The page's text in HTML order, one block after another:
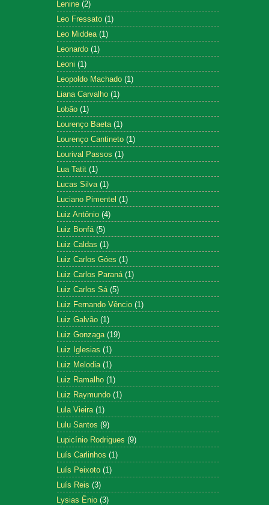
Lenine (2)
Leo Fressato (1)
Leo Middea (1)
Leonardo (1)
Leoni (1)
Leopoldo Machado (1)
Liana Carvalho (1)
Lobão (1)
Lourenço Baeta (1)
Lourenço Cantineto (1)
Lourival Passos (1)
Lua Tatit (1)
Lucas Silva (1)
Luciano Pimentel (1)
Luiz Antônio (4)
Luiz Bonfá (5)
Luiz Caldas (1)
Luiz Carlos Góes (1)
Luiz Carlos Paraná (1)
Luiz Carlos Sá (5)
Luiz Fernando Vêncio (1)
Luiz Galvão (1)
Luiz Gonzaga (19)
Luiz Iglesias (1)
Luiz Melodia (1)
Luiz Ramalho (1)
Luiz Raymundo (1)
Lula Vieira (1)
Lulu Santos (9)
Lupicínio Rodrigues (9)
Luís Carlinhos (1)
Luís Peixoto (1)
Luís Reis (3)
Lysias Ênio (3)